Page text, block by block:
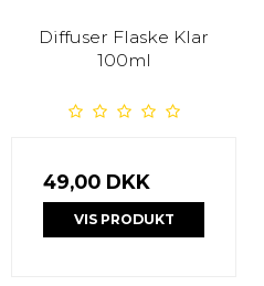
Diffuser Flaske Klar
100ml
49,00 DKK
VIS PRODUKT